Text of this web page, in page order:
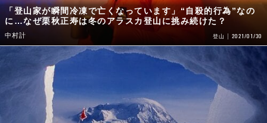
「登山家が瞬間冷凍で亡くなっています」“自殺的行為”なの
に…なぜ栗秋正寿は冬のアラスカ登山に挑み続けた？
中村計 登山 2021/01/30